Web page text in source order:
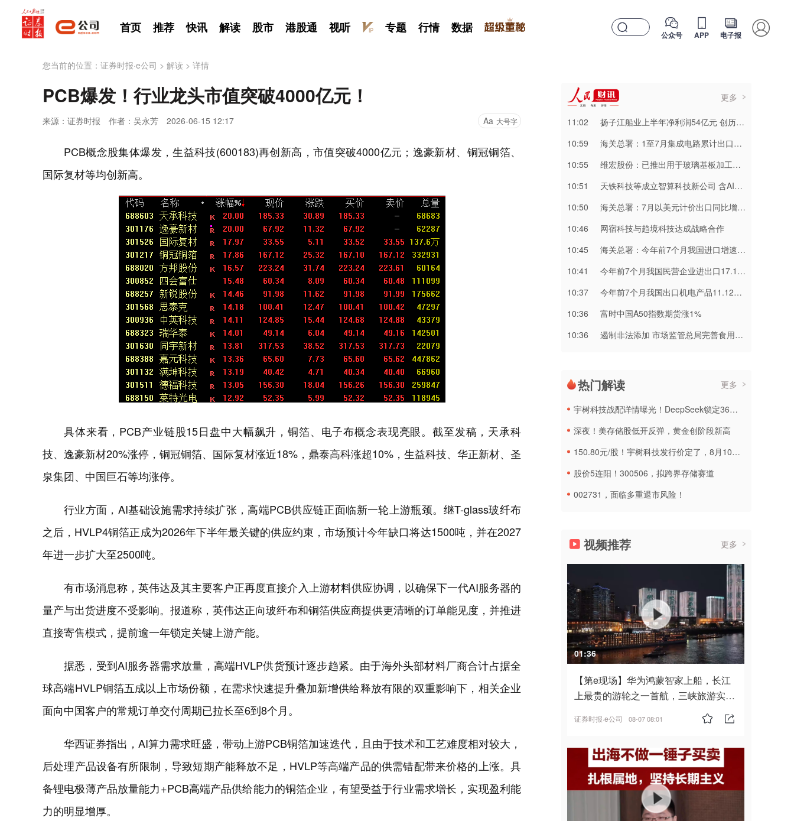
首页 推荐 快讯 解读 股市 港股通 视听 专题 行情 数据 公众号 APP 电子报
您当前的位置： 证券时报·e公司 > 解读 > 详情
PCB爆发！行业龙头市值突破4000亿元！
来源：证券时报 作者：吴永芳 2026-06-15 12:17 Aa 大号字
PCB概念股集体爆发，生益科技(600183)再创新高，市值突破4000亿元；逸豪新材、铜冠铜箔、
国际复材等均创新高。
具体来看，PCB产业链股15日盘中大幅飙升，铜箔、电子布概念表现亮眼。截至发稿，天承科
技、逸豪新材20%涨停，铜冠铜箔、国际复材涨近18%，鼎泰高科涨超10%，生益科技、华正新材、圣
泉集团、中国巨石等均涨停。
行业方面，AI基础设施需求持续扩张，高端PCB供应链正面临新一轮上游瓶颈。继T-glass玻纤布
之后，HVLP4铜箔正成为2026年下半年最关键的供应约束，市场预计今年缺口将达1500吨，并在2027
年进一步扩大至2500吨。
有市场消息称，英伟达及其主要客户正再度直接介入上游材料供应协调，以确保下一代AI服务器的
量产与出货进度不受影响。报道称，英伟达正向玻纤布和铜箔供应商提供更清晰的订单能见度，并推进
直接寄售模式，提前逾一年锁定关键上游产能。
据悉，受到AI服务器需求放量，高端HVLP供货预计逐步趋紧。由于海外头部材料厂商合计占据全
球高端HVLP铜箔五成以上市场份额，在需求快速提升叠加新增供给释放有限的双重影响下，相关企业
面向中国客户的常规订单交付周期已拉长至6到8个月。
华西证券指出，AI算力需求旺盛，带动上游PCB铜箔加速迭代，且由于技术和工艺难度相对较大，
后处理产品设备有所限制，导致短期产能释放不足，HVLP等高端产品的供需错配带来价格的上涨。具
备锂电极薄产品放量能力+PCB高端产品供给能力的铜箔企业，有望受益于行业需求增长，实现盈利能
力的明显增厚。
更多
11:02
扬子江船业上半年净利润54亿元 创历史新高
10:59
海关总署：1至7月集成电路累计出口金额达2160.2亿美元 同比增长99.5%
10:55
维宏股份：已推出用于玻璃基板加工的切裂一体化产品
10:51
天铁科技等成立智算科技新公司 含AI相关业务
10:50
海关总署：7月以美元计价出口同比增23.9%
10:46
网宿科技与趋境科技达成战略合作
10:45
海关总署：今年前7个月我国进口增速快于出口8个百分点
10:41
今年前7个月我国民营企业进出口17.16万亿元 同比增长17.2%
10:37
今年前7个月我国出口机电产品11.12万亿元 增长21.2%
10:36
富时中国A50指数期货涨1%
10:36
遏制非法添加 市场监管总局完善食用植物油人工增香物质检验技术
热门解读 更多
宇树科技战配详情曝光！DeepSeek锁定36个月，社保基金多个组合参与
深夜！美存储股低开反弹，黄金创阶段新高
150.80元/股！宇树科技发行价定了，8月10日申购
股价5连阳！300506，拟跨界存储赛道
002731，面临多重退市风险！
视频推荐 更多
01:36
【第e现场】华为鸿蒙智家上船，长江
上最贵的游轮之一首航，三峡旅游实
证券时报·e公司 08-07 08:01